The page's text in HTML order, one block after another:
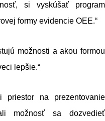
si vyskúšať program
formy evidencie OEE.“
možnosti a akou formou
lepšie.“
priestor na prezentovanie
možnosť sa dozvedieť